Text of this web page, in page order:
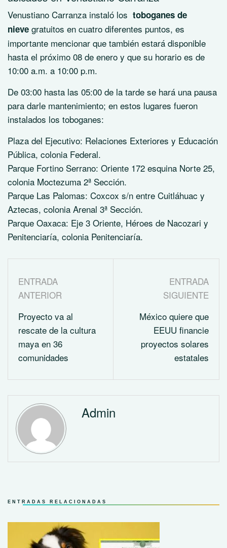
Venustiano Carranza instaló los toboganes de
nieve gratuitos en cuatro diferentes puntos, es
importante mencionar que también estará disponible
hasta el próximo 08 de enero y que su horario es de
10:00 a.m. a 10:00 p.m.
De 03:00 hasta las 05:00 de la tarde se hará una pausa
para darle mantenimiento; en estos lugares fueron
instalados los toboganes:
Plaza del Ejecutivo: Relaciones Exteriores y Educación
Pública, colonia Federal.
Parque Fortino Serrano: Oriente 172 esquina Norte 25,
colonia Moctezuma 2ª Sección.
Parque Las Palomas: Coxcox s/n entre Cuitláhuac y
Aztecas, colonia Arenal 3ª Sección.
Parque Oaxaca: Eje 3 Oriente, Héroes de Nacozari y
Penitenciaría, colonia Penitenciaría.
ENTRADA
ANTERIOR
Proyecto va al
rescate de la cultura
maya en 36
comunidades
ENTRADA
SIGUIENTE
México quiere que
EEUU financie
proyectos solares
estatales
Admin
ENTRADAS RELACIONADAS